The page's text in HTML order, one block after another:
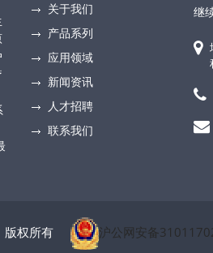
关于我们
产品系列
应用领域
新闻资讯
人才招聘
联系我们
继
版权所有 沪公网安备